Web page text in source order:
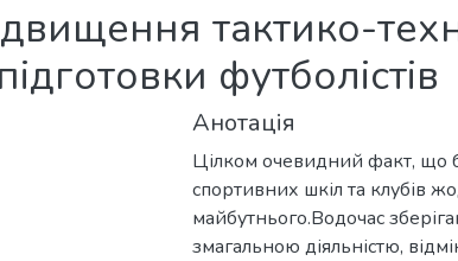
тактико-
футболістів
Анотація
Цілком очевидний факт, що
спортивних шкіл та клубів
майбутнього.Водочас
змагальною діяльністю,